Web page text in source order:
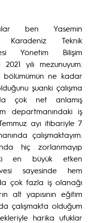
ben Yasemin
Karadeniz Teknik
Yönetim Bilişim
2021 yılı mezunuyum.
bölümümün ne kadar
şuanki çalışma
çok net anlamış
departmanındaki iş
ayı itibariyle 7
çalışmaktayım.
hiç zorlanmayıp
en büyük etken
sayesinde hem
çok fazla iş olanağı
alt yapısının eğitim
çalışmakta olduğum
harika ufuklar